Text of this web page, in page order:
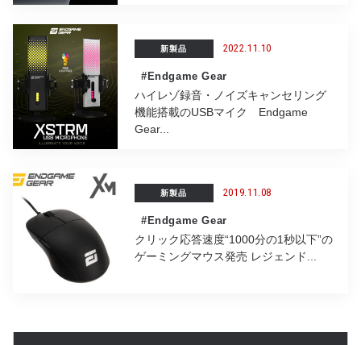
新製品 2022.11.10
#Endgame Gear
ハイレゾ録音・ノイズキャンセリング
機能搭載のUSBマイク Endgame
Gear...
新製品 2019.11.08
#Endgame Gear
クリック応答速度“1000分の1秒以下”の
ゲーミングマウス発売 レジェンド...